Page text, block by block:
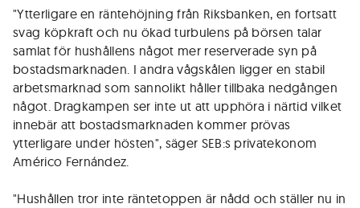
"Ytterligare en räntehöjning från Riksbanken, en fortsatt
svag köpkraft och nu ökad turbulens på börsen talar
samlat för hushållens något mer reserverade syn på
bostadsmarknaden. I andra vågskålen ligger en stabil
arbetsmarknad som sannolikt håller tillbaka nedgången
något. Dragkampen ser inte ut att upphöra i närtid vilket
innebär att bostadsmarknaden kommer prövas
ytterligare under hösten", säger SEB:s privatekonom
Américo Fernández.
"Hushållen tror inte räntetoppen är nådd och ställer nu in